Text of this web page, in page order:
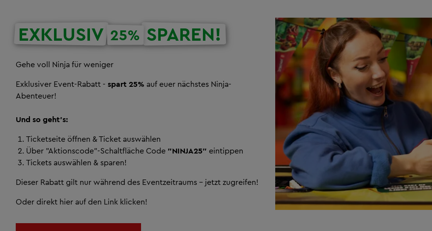
EXKLUSIV 25% SPAREN!
Gehe voll Ninja für weniger
Exklusiver Event-Rabatt - spart 25% auf euer nächstes Ninja-
Abenteuer!
Und so geht's:
Ticketseite öffnen & Ticket auswählen
Über "Aktionscode"-Schaltfläche Code "NINJA25" eintippen
Tickets auswählen & sparen!
Dieser Rabatt gilt nur während des Eventzeitraums - jetzt zugreifen!
Oder direkt hier auf den Link klicken!